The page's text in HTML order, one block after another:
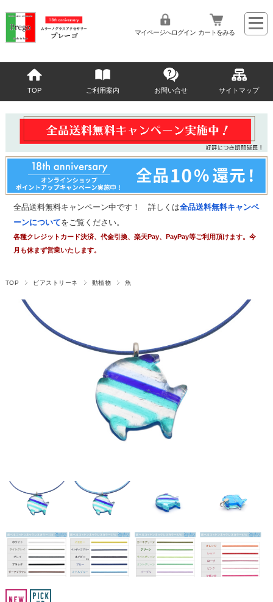
マイページへログイン カートをみる
TOP ご利用案内 お問い合せ サイトマップ
全品送料無料キャンペーン中です！ 詳しくは全品送料無料キャンペ
ーンについてをご覧ください。
各種クレジットカード決済、代金引換、楽天Pay、PayPay等ご利用頂けます。今
月も休まず営業いたします。
TOP ピアストリーネ 動植物 魚